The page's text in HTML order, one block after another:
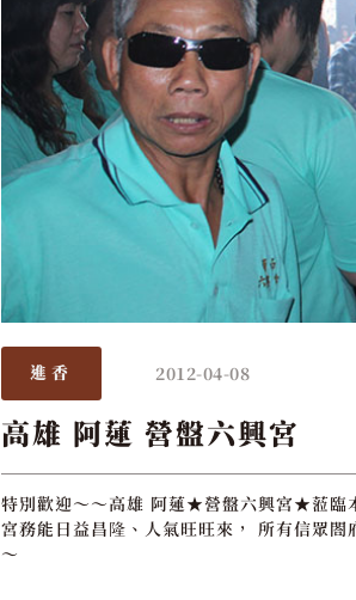
進香 2012-04-08
高雄 阿蓮 營盤六興宮
特別歡迎～～高雄 阿蓮★營盤六興宮★蒞臨
宮務能日益昌隆、人氣旺旺來， 所有信眾
～